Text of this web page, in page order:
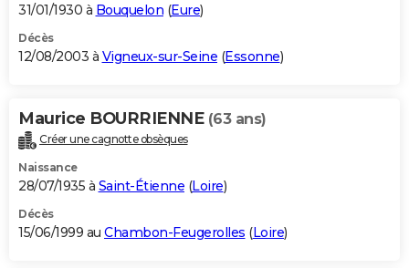
31/01/1930 à Bouquelon (Eure)
Décès
12/08/2003 à Vigneux-sur-Seine (Essonne)
Maurice BOURRIENNE (63 ans)
Créer une cagnotte obsèques
Naissance
28/07/1935 à Saint-Étienne (Loire)
Décès
15/06/1999 au Chambon-Feugerolles (Loire)